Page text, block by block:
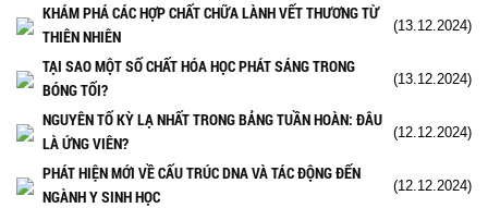
KHÁM PHÁ CÁC HỢP CHẤT CHỮA LÀNH VẾT THƯƠNG TỪ
THIÊN NHIÊN
(13.12.2024)
TẠI SAO MỘT SỐ CHẤT HÓA HỌC PHÁT SÁNG TRONG
BÓNG TỐI?
(13.12.2024)
NGUYÊN TỐ KỲ LẠ NHẤT TRONG BẢNG TUẦN HOÀN: ĐÂU
LÀ ỨNG VIÊN?
(12.12.2024)
PHÁT HIỆN MỚI VỀ CẤU TRÚC DNA VÀ TÁC ĐỘNG ĐẾN
NGÀNH Y SINH HỌC
(12.12.2024)